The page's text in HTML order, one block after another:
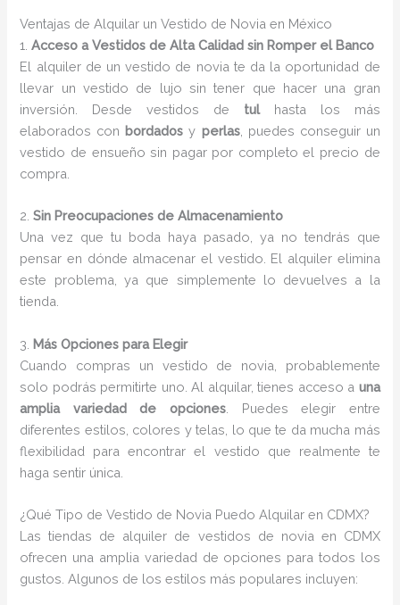
Ventajas de Alquilar un Vestido de Novia en México
1.Acceso a Vestidos de Alta Calidad sin Romper el Banco
El alquiler de un vestido de novia te da la oportunidad de
llevar un vestido de lujo sin tener que hacer una gran
inversión. Desde vestidos de tulhasta los más
elaborados con bordados y perlas, puedes conseguir un
vestido de ensueño sin pagar por completo el precio de
compra.
2.Sin Preocupaciones de Almacenamiento
Una vez que tu boda haya pasado, ya no tendrás que
pensar en dónde almacenar el vestido. El alquiler elimina
este problema, ya que simplemente lo devuelves a la
tienda.
3. Más Opciones para Elegir
Cuando compras un vestido de novia, probablemente
solo podrás permitirte uno. Al alquilar, tienes acceso a una
amplia variedad de opciones . Puedes elegir entre
diferentes estilos, colores y telas, lo que te da mucha más
flexibilidad para encontrar el vestido que realmente te
haga sentir única.
¿Qué Tipo de Vestido de Novia Puedo Alquilar en CDMX?
Las tiendas de alquiler de vestidos de novia en CDMX
ofrecen una amplia variedad de opciones para todos los
gustos. Algunos de los estilos más populares incluyen: